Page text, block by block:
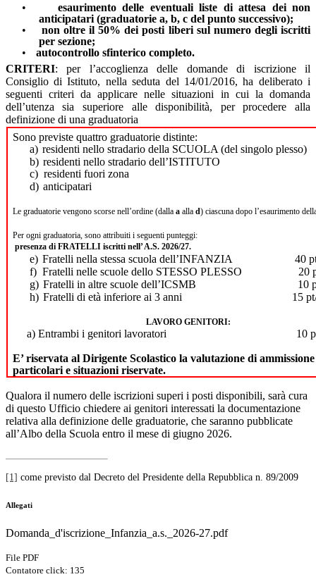
•
esaurimento delle eventuali liste di attesa dei non
anticipatari (graduatorie a, b, c del punto successivo);
•
non oltre il 50% dei posti liberi sul numero degli iscritti
per sezione;
•
autocontrollo sfinterico completo.
CRITERI: per l’accoglienza delle domande di iscrizione il
Consiglio di Istituto, nella seduta del 14/01/2016, ha deliberato i
seguenti criteri da applicare nelle situazioni in cui la domanda
dell’utenza sia superiore alle disponibilità, per procedere alla
definizione di una graduatoria
Sono previste quattro graduatorie distinte:
a) residenti nello stradario della SCUOLA (del singolo plesso)
b) residenti nello stradario dell’ISTITUTO
c) residenti fuori zona
d) anticipatari
Le graduatorie vengono scorse nell’ordine (dallaa allad) ciascuna dopo l’esaurimento
Per ogni graduatoria, sono attribuiti i seguenti punteggi:
presenza di FRATELLI iscritti nell’ A.S. 2026/27.
e) Fratelli nella stessa scuola dell’INFANZIA
40
f) Fratelli nelle scuole dello STESSO PLESSO
20
g) Fratelli in altre scuole dell’ICSMB
10
h) Fratelli di età inferiore ai 3 anni 15
LAVORO GENITORI:
a) Entrambi i genitori lavoratori 10
E’ riservata al Dirigente Scolastico la valutazione di
particolari e situazioni riservate.
Qualora il numero delle iscrizioni superi i posti disponibili, sarà cura
di questo Ufficio chiedere ai genitori interessati la documentazione
relativa alla definizione delle graduatorie, che saranno pubblicate
all’Albo della Scuola entro il mese di giugno 2026.
[1] come previsto dal Decreto del Presidente della Repubblica n. 89/2009
Allegati
Domanda_d'iscrizione_Infanzia_a.s._2026-27.pdf
File PDF
Contatore click: 135